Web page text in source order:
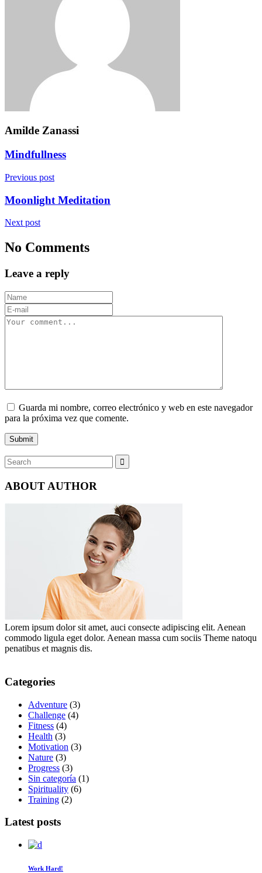
Amilde Zanassi
Mindfullness
Previous post
Moonlight Meditation
Next post
No Comments
Leave a reply
Guarda mi nombre, correo electrónico y web en este navegador
para la próxima vez que comente.
ABOUT AUTHOR
Lorem ipsum dolor sit amet, auci consecte adipiscing elit. Aenean
commodo ligula eget dolor. Aenean massa cum sociis Theme natoqu
penatibus et magnis dis.
Categories
Adventure (3)
Challenge (4)
Fitness (4)
Health (3)
Motivation (3)
Nature (3)
Progress (3)
Sin categoría (1)
Spirituality (6)
Training (2)
Latest posts
Work Hard!